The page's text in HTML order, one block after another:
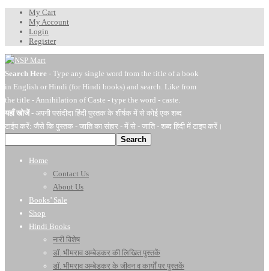
My Cart
My Account
Login
Register
Search Here - Type any single word from the title of a book
in English or Hindi (for Hindi books) and search. Like from
the title - Annihilation of Caste - type the word - caste.
यहाँ खोजें- अपनी पसंदीदा हिंदी पुस्तक के शीर्षक में से कोई एक शब्द
टाईप करें: जैसे कि पुस्तक - जाति का संहार - में से - जाति - शब्द हिंदी में टाइप करें।
Search
Home
Contact Us
About Us
Books’ Sale
Shop
Hindi Books
नारी विशेष
डॉ. भीमराव अम्बेडकर की लिखित पुस्तकें
डॉ. भीमराव अम्बेडकर के जीवन व कार्यों पर पुस्तकें